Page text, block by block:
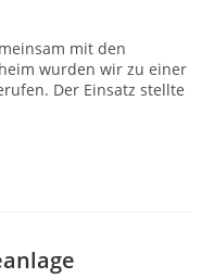
mit den
wurden wir zu einer
Der Einsatz stellte